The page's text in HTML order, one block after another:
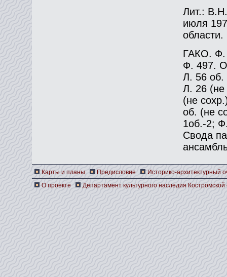
Лит.:
июля
ГАКО. Ф.
Ф. 497.
Л. 56 об.
Л. 26 (не
(не
об. (не
1об.-2;
Свода
Карты и планы Предисловие
Историко-архитектурный
О проекте
Департамент культурного наследия Костромской